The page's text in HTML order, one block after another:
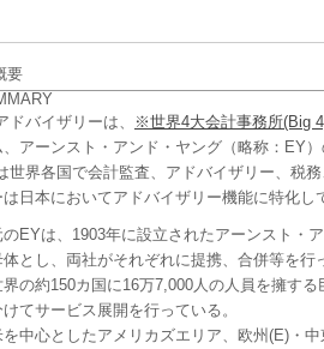
ニング
ドバイザリーは、 ※世界4大会計事務所(Big
、アーンスト・アンド・ヤング（略称：EY
世界各国で会計監査、アドバイザリー、税
日本においてアドバイザリー機能に特化し
のEYは、1903年に設立されたアーンスト・
体とし、両社がそれぞれに提携、合併等を行
界の約150カ国に16万7,000人の人員を擁す
てサービス展開を行っている。
を中心としたアメリカズエリア、欧州(E)・